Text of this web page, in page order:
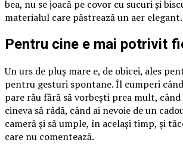
bea, nu se joacă pe covor cu sucuri și
materialul care păstrează un aer elegant.
Pentru cine e mai potrivit
Un urs de pluș mare e, de obicei, ales
pentru gesturi spontane. Îl cumperi
pare rău fără să vorbești prea mult, când
cineva să râdă, când ai nevoie de un
cameră și să umple, în același timp, și
care nu comentează.